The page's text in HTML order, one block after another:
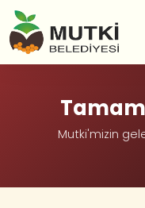
Mutki'mizin